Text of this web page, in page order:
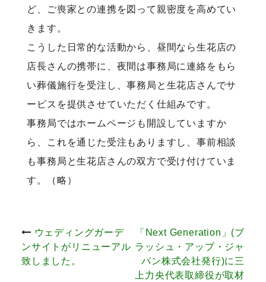
ど、ご喪家との連携を図って親密度を高めてい
きます。
こうした日常的な活動から、昼間なら生花店の
店長さんの携帯に、夜間は事務局に連絡をもら
い葬儀施行を受注し、事務局と生花店さんでサ
ービスを提供させていただく仕組みです。
事務局ではホームページも開設していますか
ら、これを通じた受注もありますし、事前相談
も事務局と生花店さんの双方で受け付けていま
す。（略）
投
稿
ウェディングガーデ
ンサイトがリニューアル
致しました。
「Next Generation」(ブ
ラッシュ・アップ・ジャ
パン株式会社発行)に三
上力央代表取締役が取材